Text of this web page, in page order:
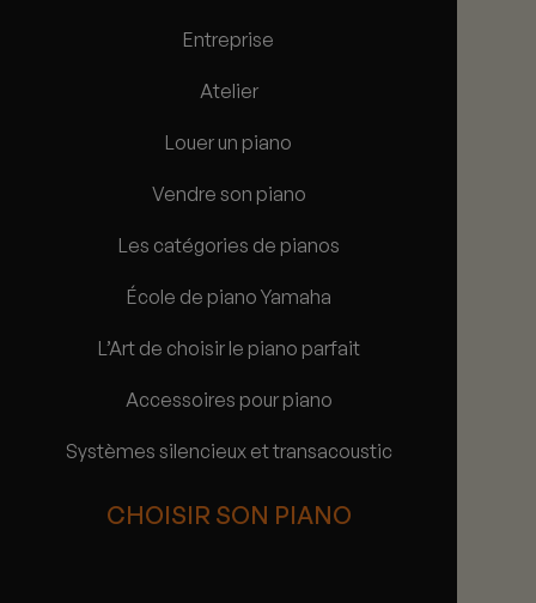
Entreprise
Atelier
Louer un piano
Vendre son piano
Les catégories de pianos
École de piano Yamaha
L’Art de choisir le piano parfait
Accessoires pour piano
Systèmes silencieux et transacoustic
CHOISIR SON PIANO